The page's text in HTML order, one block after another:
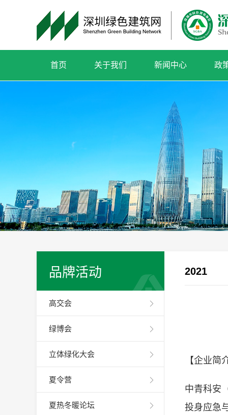
首页 关于我们 新闻中心 政
品牌活动
高交会
绿博会
立体绿化大会
夏令营
夏热冬暖论坛
2021
【企业简
中青科安
投身应急